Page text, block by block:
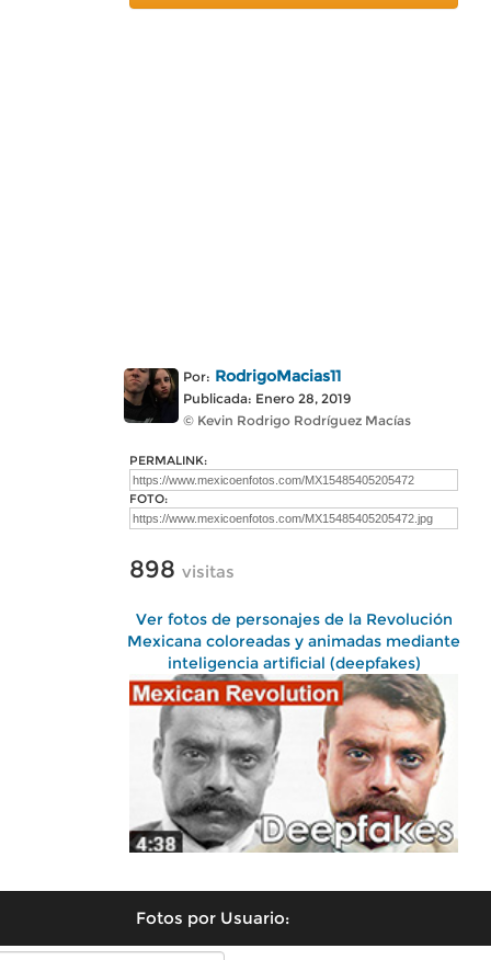
Por: RodrigoMacias11
Publicada: Enero 28, 2019
© Kevin Rodrigo Rodríguez Macías
PERMALINK:
FOTO:
898 visitas
Ver fotos de personajes de la Revolución
Mexicana coloreadas y animadas mediante
inteligencia artificial (deepfakes)
Fotos por Usuario: